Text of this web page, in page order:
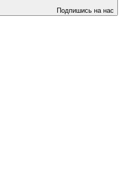
Подпишись на нас